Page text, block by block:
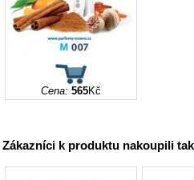
Cena: 565Kč
Zákazníci k produktu nakoupili